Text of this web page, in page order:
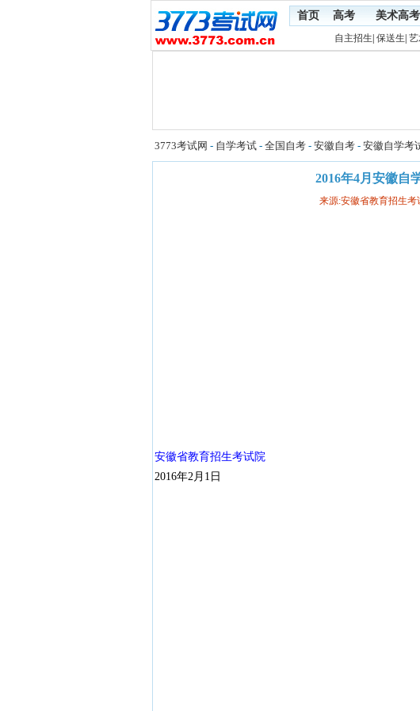
首页 高考 美术高考
自主招生 保送生 艺
3773考试网 - 自学考试 - 全国自考 - 安徽自考 - 安徽自学考
2016年4月安徽自
来源:安徽省教育招生考
安徽省教育招生考试院
2016年2月1日